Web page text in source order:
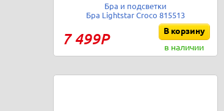
Бра и подсветки
Бра Lightstar Croco 815513
7 499Р
В корзину
в наличии